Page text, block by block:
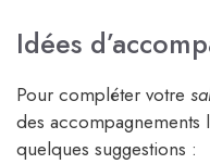
Idées
Pour compléter votre
des accompagnements
quelques suggestions :